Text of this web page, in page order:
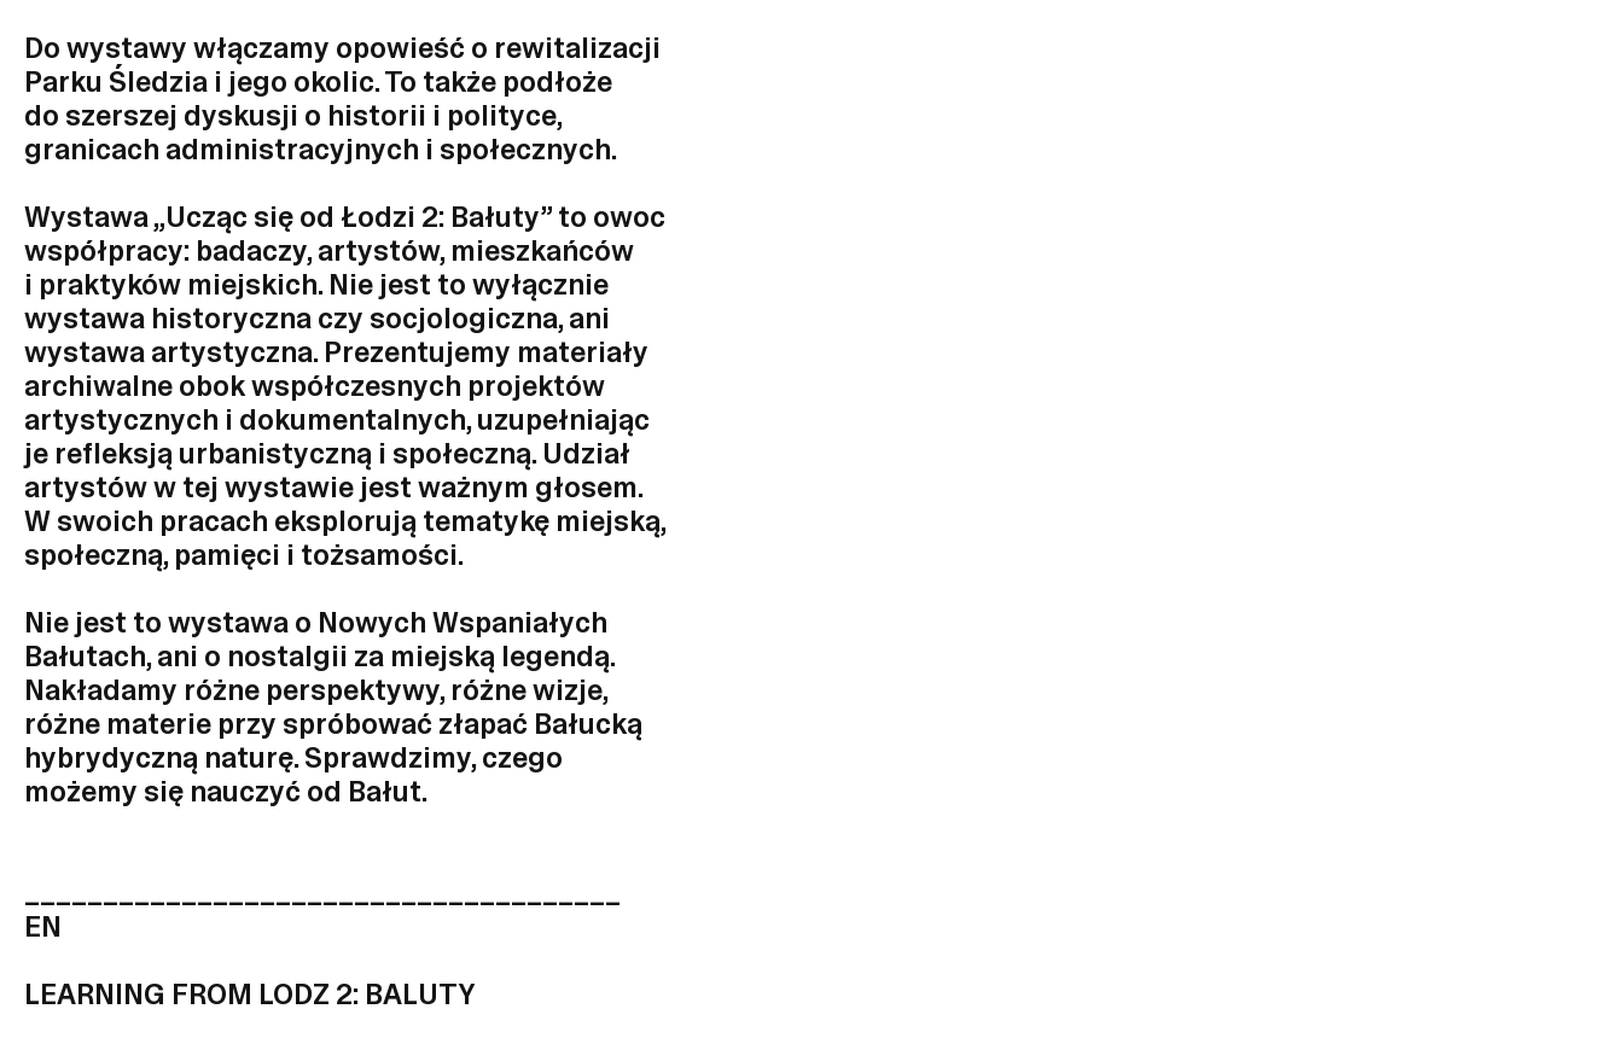
Do wystawy włączamy opowieść o rewitalizacji
Parku Śledzia i jego okolic. To także podłoże
do szerszej dyskusji o historii i polityce,
granicach administracyjnych i społecznych.
Wystawa „Ucząc się od Łodzi 2: Bałuty” to owoc
współpracy: badaczy, artystów, mieszkańców
i praktyków miejskich. Nie jest to wyłącznie
wystawa historyczna czy socjologiczna, ani
wystawa artystyczna. Prezentujemy materiały
archiwalne obok współczesnych projektów
artystycznych i dokumentalnych, uzupełniając
je refleksją urbanistyczną i społeczną. Udział
artystów w tej wystawie jest ważnym głosem.
W swoich pracach eksplorują tematykę miejską,
społeczną, pamięci i tożsamości.
Nie jest to wystawa o Nowych Wspaniałych
Bałutach, ani o nostalgii za miejską legendą.
Nakładamy różne perspektywy, różne wizje,
różne materie przy spróbować złapać Bałucką
hybrydyczną naturę. Sprawdzimy, czego
możemy się nauczyć od Bałut.
______________________________________
EN
LEARNING FROM LODZ 2: BALUTY